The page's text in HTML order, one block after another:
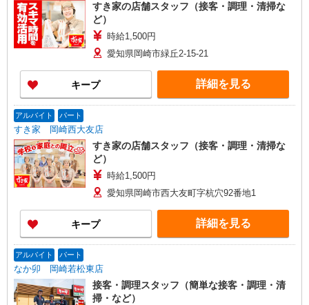
すき家の店舗スタッフ（接客・調理・清掃な
ど）
時給1,500円
愛知県岡崎市緑丘2-15-21
キープ 詳細を見る
アルバイト パート
すき家 岡崎西大友店
すき家の店舗スタッフ（接客・調理・清掃な
ど）
時給1,500円
愛知県岡崎市西大友町字杭穴92番地1
キープ 詳細を見る
アルバイト パート
なか卯 岡崎若松東店
接客・調理スタッフ（簡単な接客・調理・清
掃・など）